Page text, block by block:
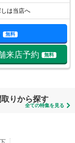
は当店へ
無料
来店予約 無料
りから探す
全ての特集を見る